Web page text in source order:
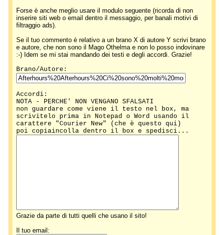
Forse è anche meglio usare il modulo seguente (ricorda di non
inserire siti web o email dentro il messaggio, per banali motivi di
filtraggio ads).
Se il tuo commento è relativo a un brano X di autore Y scrivi brano
e autore, che non sono il Mago Othelma e non lo posso indovinare
:-) Idem se mi stai mandando dei testi e degli accordi. Grazie!
Brano/Autore:
Accordi:
NOTA - PERCHE' NON VENGANO SFALSATI
non guardare come viene il testo nel box, ma
scrivitelo prima in Notepad o Word usando il
carattere "Courier New" (che è questo qui)
poi copiaincolla dentro il box e spedisci...
Grazie da parte di tutti quelli che usano il sito!
Il tuo email: